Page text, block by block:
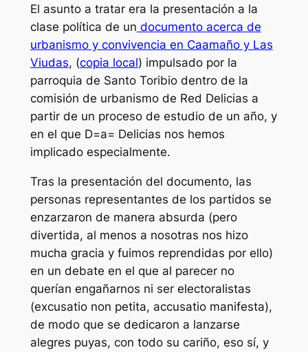
El asunto a tratar era la presentación a la
clase política de un documento acerca de
urbanismo y convivencia en Caamaño y Las
Viudas, (copia local) impulsado por la
parroquia de Santo Toribio dentro de la
comisión de urbanismo de Red Delicias a
partir de un proceso de estudio de un año, y
en el que D=a= Delicias nos hemos
implicado especialmente.
Tras la presentación del documento, las
personas representantes de los partidos se
enzarzaron de manera absurda (pero
divertida, al menos a nosotras nos hizo
mucha gracia y fuimos reprendidas por ello)
en un debate en el que al parecer no
querían engañarnos ni ser electoralistas
(excusatio non petita, accusatio manifesta),
de modo que se dedicaron a lanzarse
alegres puyas, con todo su cariño, eso sí, y